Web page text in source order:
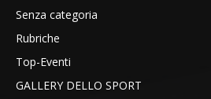
Senza categoria
Rubriche
Top-Eventi
GALLERY DELLO SPORT